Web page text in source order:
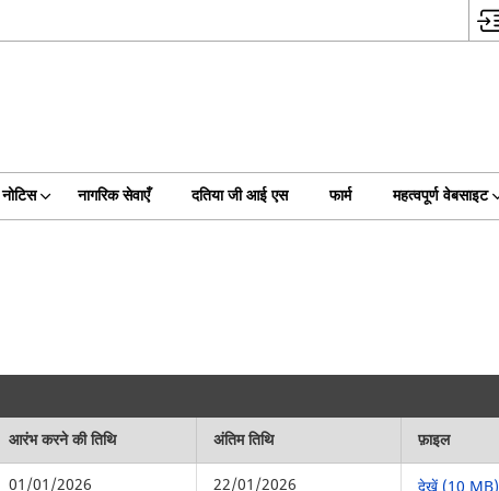
नोटिस नागरिक सेवाएँ दतिया जी आई एस फार्म महत्वपूर्ण वेबसाइट
आरंभ करने की तिथि अंतिम तिथि
फ़ाइल
01/01/2026 22/01/2026